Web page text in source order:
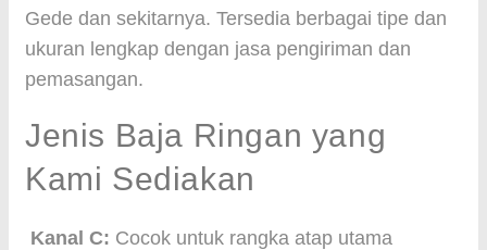
Gede dan sekitarnya. Tersedia berbagai tipe dan
ukuran lengkap dengan jasa pengiriman dan
pemasangan.
Jenis Baja Ringan yang
Kami Sediakan
Kanal C: Cocok untuk rangka atap utama